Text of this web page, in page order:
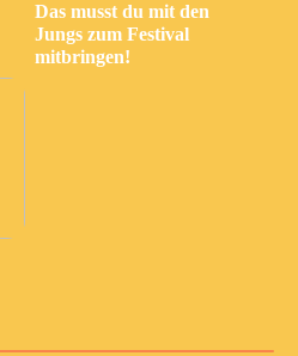
Das musst du mit den
Jungs zum Festival
mitbringen!